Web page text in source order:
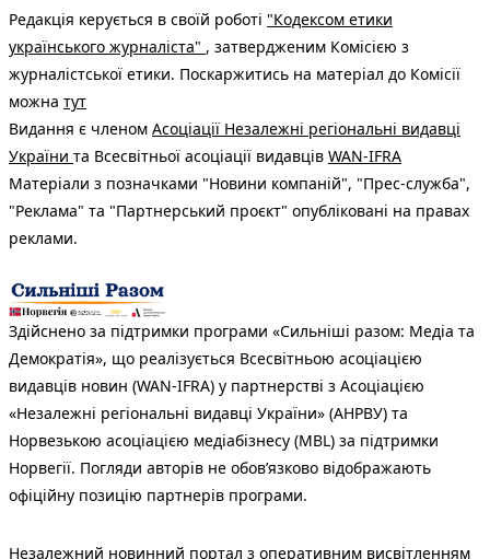
Редакція керується в своїй роботі "Кодексом етики
українського журналіста" , затвердженим Комісією з
журналістської етики. Поскаржитись на матеріал до Комісії
можна тут
Видання є членом Асоціації Незалежні регіональні видавці
України та Всесвітньої асоціації видавців WAN-IFRA
Матеріали з позначками "Новини компаній", "Прес-служба",
"Реклама" та "Партнерський проєкт" опубліковані на правах
реклами.
Здійснено за підтримки програми «Сильніші разом: Медіа та
Демократія», що реалізується Всесвітньою асоціацією
видавців новин (WAN-IFRA) у партнерстві з Асоціацією
«Незалежні регіональні видавці України» (АНРВУ) та
Норвезькою асоціацією медіабізнесу (MBL) за підтримки
Норвегії. Погляди авторів не обов’язково відображають
офіційну позицію партнерів програми.
Незалежний новинний портал з оперативним висвітленням